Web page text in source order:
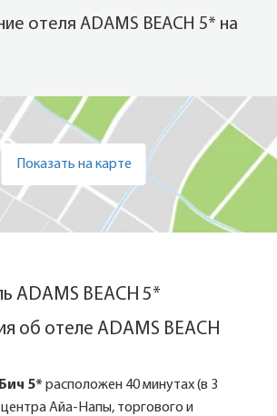
отеля ADAMS BEACH 5* на
Показать на карте
ADAMS BEACH 5*
об отеле ADAMS BEACH
5* расположен 40 минутах (в 3
Айа-Напы, торгового и